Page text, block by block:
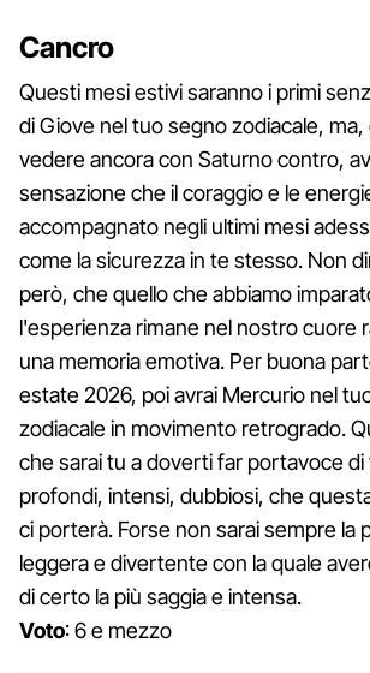
Cancro
Questi mesi estivi saranno i primi
di Giove nel tuo segno zodiacale,
vedere ancora con Saturno contro,
sensazione che il coraggio e le
accompagnato negli ultimi mesi
come la sicurezza in te stesso. Non
però, che quello che abbiamo
l'esperienza rimane nel nostro cuore
una memoria emotiva. Per buona
estate 2026, poi avrai Mercurio nel
zodiacale in movimento retrogrado.
che sarai tu a doverti far portavoce
profondi, intensi, dubbiosi, che
ci porterà. Forse non sarai sempre la
leggera e divertente con la quale
di certo la più saggia e intensa.
Voto: 6 e mezzo